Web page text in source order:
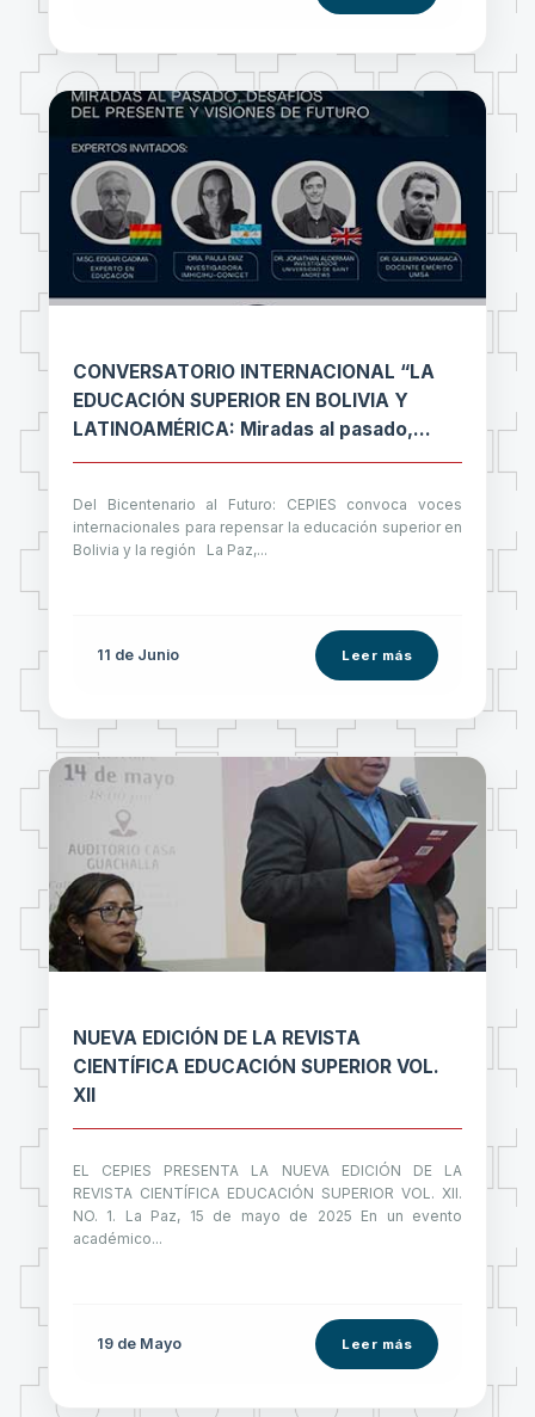
CONVERSATORIO INTERNACIONAL “LA
EDUCACIÓN SUPERIOR EN BOLIVIA Y
LATINOAMÉRICA: Miradas al pasado,
desafíos del presente y visiones de
Del Bicentenario al Futuro: CEPIES convoca voces
internacionales para repensar la educación superior en
Bolivia y la región La Paz,...
11 de Junio Leer más
NUEVA EDICIÓN DE LA REVISTA
CIENTÍFICA EDUCACIÓN SUPERIOR VOL.
XII
EL CEPIES PRESENTA LA NUEVA EDICIÓN DE LA
REVISTA CIENTÍFICA EDUCACIÓN SUPERIOR VOL. XII.
NO. 1. La Paz, 15 de mayo de 2025 En un evento
académico...
19 de Mayo Leer más